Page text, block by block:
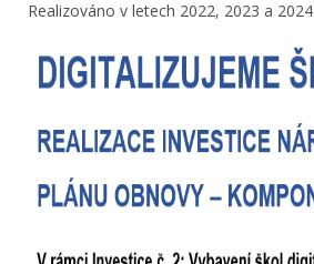
Realizováno v letech 2022, 2023 a 2024